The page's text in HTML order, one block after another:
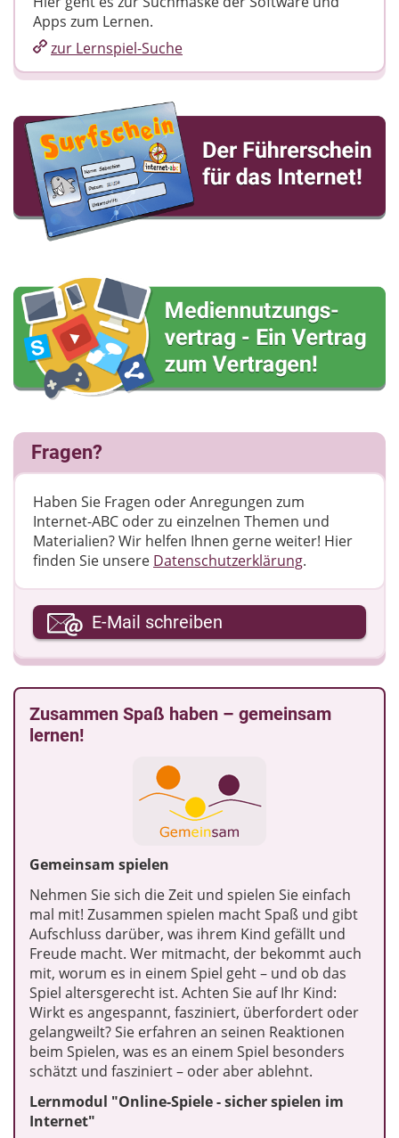
Apps zum Lernen.
zur Lernspiel-Suche
Fragen?
Haben Sie Fragen oder Anregungen zum
Internet-ABC oder zu einzelnen Themen und
Materialien? Wir helfen Ihnen gerne weiter! ​Hier
finden Sie unsere Datenschutzerklärung.
Ihre E-Mail-Adresse
Ihre Nachricht
E-Mail schreiben
Zusammen Spaß haben – gemeinsam
lernen!
Gemeinsam spielen
Nehmen Sie sich die Zeit und spielen Sie einfach
mal mit! Zusammen spielen macht Spaß und gibt
Aufschluss darüber, was ihrem Kind gefällt und
Freude macht. Wer mitmacht, der bekommt auch
mit, worum es in einem Spiel geht – und ob das
Spiel altersgerecht ist. Achten Sie auf Ihr Kind:
Wirkt es angespannt, fasziniert, überfordert oder
gelangweilt? Sie erfahren an seinen Reaktionen
beim Spielen, was es an einem Spiel besonders
schätzt und fasziniert – oder aber ablehnt.
Lernmodul "Online-Spiele - sicher spielen im
Internet"